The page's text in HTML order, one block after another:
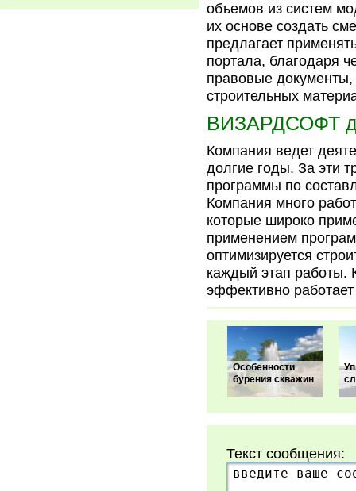
объемов из систем
их основе создать
предлагает
портала, благодаря
правовые
строительных
ВИЗАРДСОФТ
Компания ведет
долгие годы. За эти
программы по
Компания много
которые широко
применением
оптимизируется
каждый этап работы.
эффективно
Особенности
бурения скважин
Текст сообщения: